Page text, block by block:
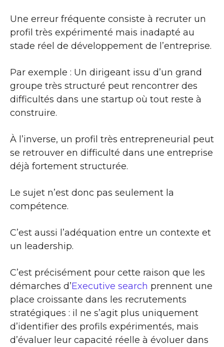
Une erreur fréquente consiste à recruter un
profil très expérimenté mais inadapté au
stade réel de développement de l’entreprise.
Par exemple : Un dirigeant issu d’un grand
groupe très structuré peut rencontrer des
difficultés dans une startup où tout reste à
construire.
À l’inverse, un profil très entrepreneurial peut
se retrouver en difficulté dans une entreprise
déjà fortement structurée.
Le sujet n’est donc pas seulement la
compétence.
C’est aussi l’adéquation entre un contexte et
un leadership.
C’est précisément pour cette raison que les
démarches d’Executive search prennent une
place croissante dans les recrutements
stratégiques : il ne s’agit plus uniquement
d’identifier des profils expérimentés, mais
d’évaluer leur capacité réelle à évoluer dans